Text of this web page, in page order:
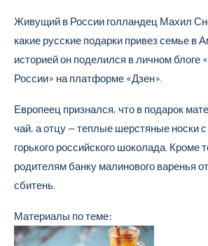
Живущий в России голландец Махил
какие русские подарки привез семье в
историей он поделился в личном блоге
России» на платформе «Дзен».
Европеец признался, что в подарок
чай, а отцу — теплые шерстяные носки с
горького российского шоколада. Кроме
родителям банку малинового варенья
сбитень.
Материалы по теме: